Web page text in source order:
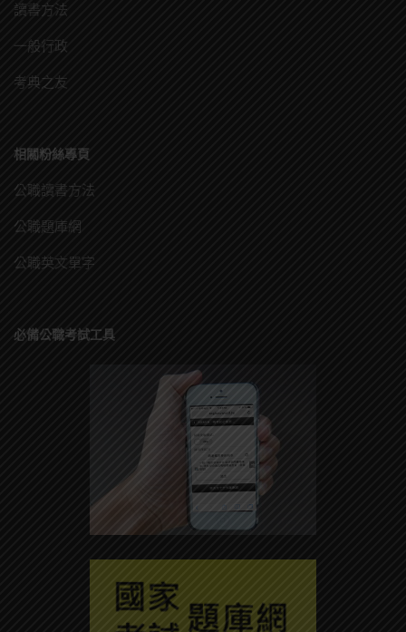
讀書方法
一般行政
考典之友
相關粉絲專頁
公職讀書方法
公職題庫網
公職英文單字
必備公職考試工具